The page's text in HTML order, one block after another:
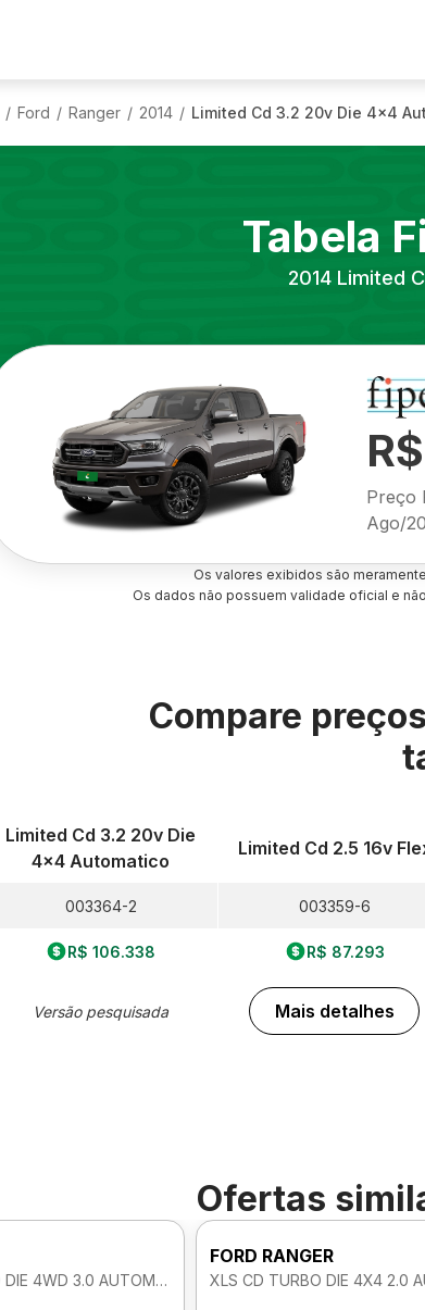
/ Ford / Ranger / 2014 / Limited Cd 3.2 20v Die 4x4
Tabela
2014 Limited
Preço
Ago/
Os valores exibidos são
Os dados não possuem validade oficial e
Compare
Limited Cd 3.2 20v Die
4x4 Automatico
003364-2
R$ 106.338
Versão pesquisada
Limited Cd 2.5 16v
003359-6
R$ 87.293
Mais detalhes
Ofertas
LIMITED CD TURBO DIE 4WD 3.0 AUTOMATICO
FORD RANGER
XLS CD TURBO DIE 4X4 2.0